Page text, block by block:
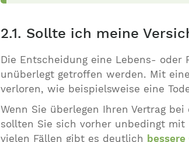
2.1. Sollte ich meine
Die Entscheidung eine Lebens- oder
unüberlegt getroffen werden. Mit
verloren, wie beispielsweise eine
Wenn Sie überlegen Ihren Vertrag
sollten Sie sich vorher unbedingt mit
vielen Fällen gibt es deutlich